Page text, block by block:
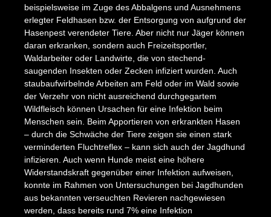
beispielsweise im Zuge des Abbalgens und Ausnehmens
erlegter Feldhasen bzw. der Entsorgung von aufgrund der
Hasenpest verendeter Tiere. Aber nicht nur Jäger können
daran erkranken, sondern auch Freizeitsportler,
Waldarbeiter oder Landwirte, die von stechend-
saugenden Insekten oder Zecken infiziert wurden. Auch
staubaufwirbelnde Arbeiten am Feld oder im Wald sowie
der Verzehr von nicht ausreichend durchgegartem
Wildfleisch können Ursachen für eine Infektion beim
Menschen sein. Beim Apportieren von erkrankten Hasen
– durch die Schwäche der Tiere zeigen sie einen stark
verminderten Fluchtreflex – kann sich auch der Jagdhund
infizieren. Auch wenn Hunde meist eine höhere
Widerstandskraft gegenüber einer Infektion aufweisen,
konnte im Rahmen von Untersuchungen bei Jagdhunden
aus bekannten verseuchten Revieren nachgewiesen
werden, dass bereits rund 7% eine Infektion